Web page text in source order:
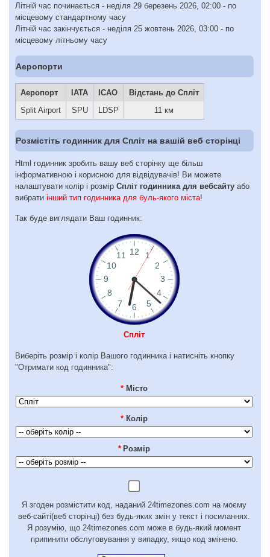
Літній час починається - неділя 29 березень 2026, 02:00 - по
місцевому стандартному часу
Літній час закінчується - неділя 25 жовтень 2026, 03:00 - по
місцевому літньому часу
Аеропорти
Аеропорт IATA ICAO
Відстань до Спліт
Split Airport
SPU LDSP 11 км
Розмістіть годинник для Спліт на вашій веб сторінці
Html годинник зробить вашу веб сторінку ще більш
інформативною і корисною для відвідувачів! Ви можете
налаштувати колір і розмір Спліт годинника для вебсайту або
вибрати інший тип годинника для буль-якого міста!
Так буде виглядати Ваш годинник:
Спліт
Виберіть розмір і колір Вашого годинника і натисніть кнопку
"Отримати код годинника":
* Місто
* Колір
* Розмір
Я згоден розмістити код, наданий 24timezones.com на моєму
веб-сайті(веб сторінці) без будь-яких змін у текст і посиланнях.
Я розумію, що 24timezones.com може в будь-який момент
припинити обслуговування у випадку, якщо код змінено.